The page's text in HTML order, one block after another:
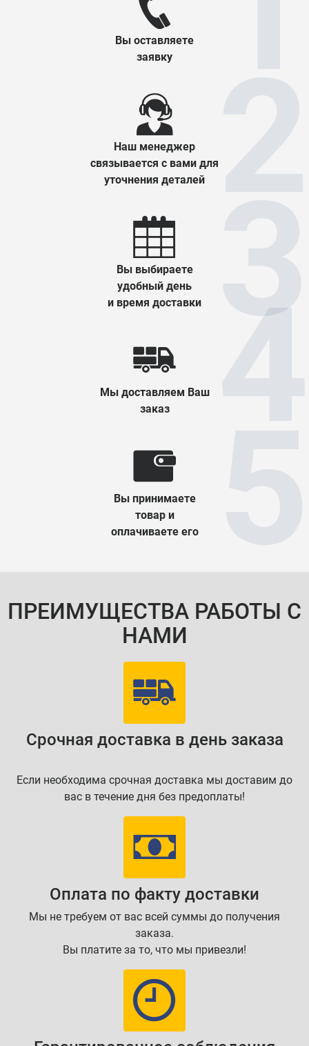
Вы оставляете
заявку
Наш менеджер
связывается с вами для
уточнения деталей
Вы выбираете
удобный день
и время доставки
Мы доставляем Ваш
заказ
Вы принимаете
товар и
оплачиваете его
ПРЕИМУЩЕСТВА РАБОТЫ С
НАМИ
Срочная доставка в день заказа
Если необходима срочная доставка мы доставим до
вас в течение дня без предоплаты!
Оплата по факту доставки
Мы не требуем от вас всей суммы до получения
заказа.
Вы платите за то, что мы привезли!